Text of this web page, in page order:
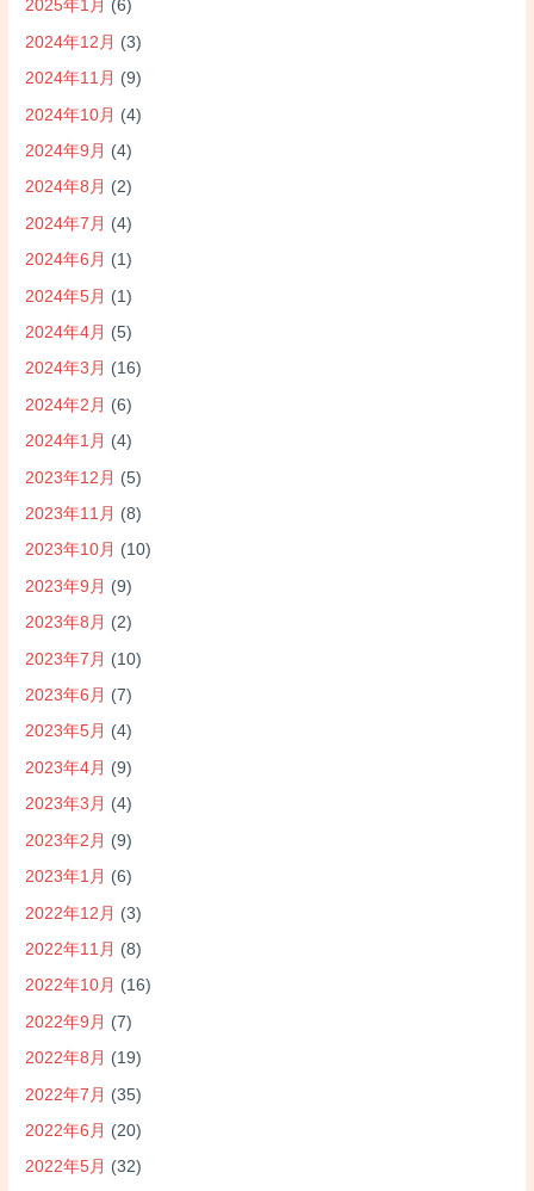
2025年1月 (6)
2024年12月 (3)
2024年11月 (9)
2024年10月 (4)
2024年9月 (4)
2024年8月 (2)
2024年7月 (4)
2024年6月 (1)
2024年5月 (1)
2024年4月 (5)
2024年3月 (16)
2024年2月 (6)
2024年1月 (4)
2023年12月 (5)
2023年11月 (8)
2023年10月 (10)
2023年9月 (9)
2023年8月 (2)
2023年7月 (10)
2023年6月 (7)
2023年5月 (4)
2023年4月 (9)
2023年3月 (4)
2023年2月 (9)
2023年1月 (6)
2022年12月 (3)
2022年11月 (8)
2022年10月 (16)
2022年9月 (7)
2022年8月 (19)
2022年7月 (35)
2022年6月 (20)
2022年5月 (32)